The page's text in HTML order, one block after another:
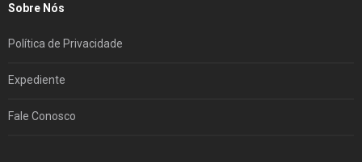
Sobre Nós
Política de Privacidade
Expediente
Fale Conosco